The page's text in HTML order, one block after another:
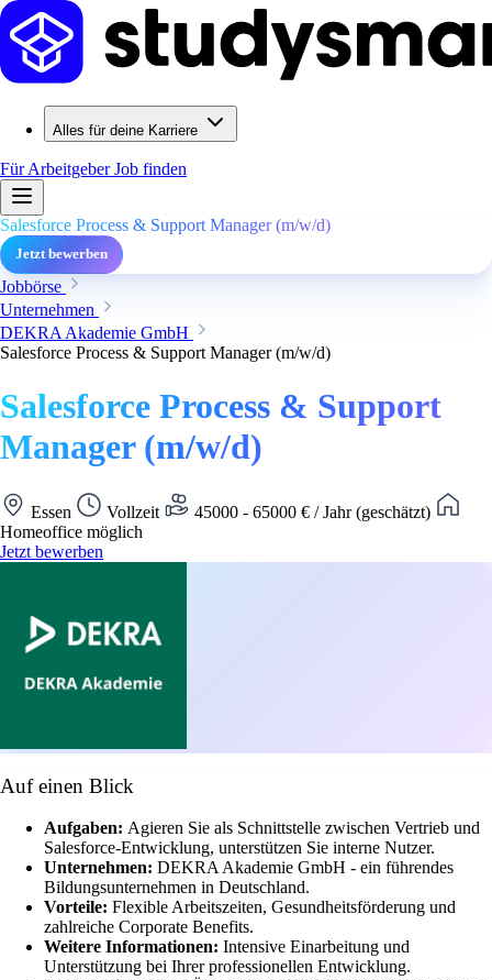
Alles für deine Karriere
Für ArbeitgeberJob finden
Salesforce Process & Support Manager (m/w/d)
Jetzt bewerben
Jobbörse
Unternehmen
DEKRA Akademie GmbH
Salesforce Process & Support Manager (m/w/d)
Salesforce Process & Support
Manager (m/w/d)
Essen Vollzeit
45000 - 65000 € / Jahr (geschätzt)
Homeoffice möglich
Jetzt bewerben
Auf einen Blick
Aufgaben: Agieren Sie als Schnittstelle zwischen Vertrieb und
Salesforce-Entwicklung, unterstützen Sie interne Nutzer.
Unternehmen: DEKRA Akademie GmbH - ein führendes
Bildungsunternehmen in Deutschland.
Vorteile: Flexible Arbeitszeiten, Gesundheitsförderung und
zahlreiche Corporate Benefits.
Weitere Informationen: Intensive Einarbeitung und
Unterstützung bei Ihrer professionellen Entwicklung.